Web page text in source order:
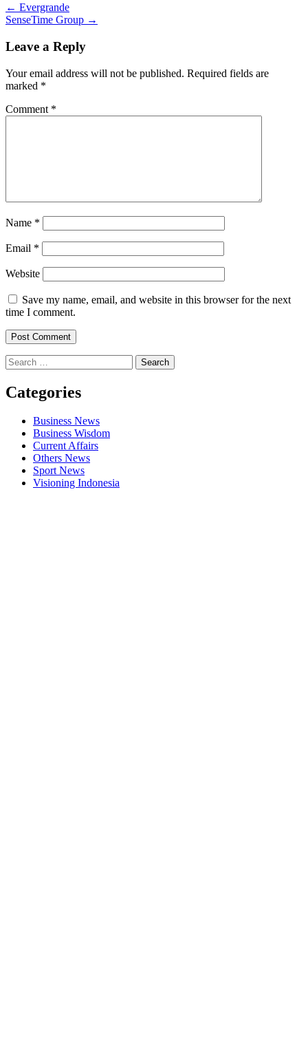
Post
navigation
← Evergrande
SenseTime Group →
Leave a Reply
Your email address will not be published. Required fields are
marked *
Comment *
Name *
Email *
Website
Save my name, email, and website in this browser for the next
time I comment.
Search
for:
Categories
Business News
Business Wisdom
Current Affairs
Others News
Sport News
Visioning Indonesia